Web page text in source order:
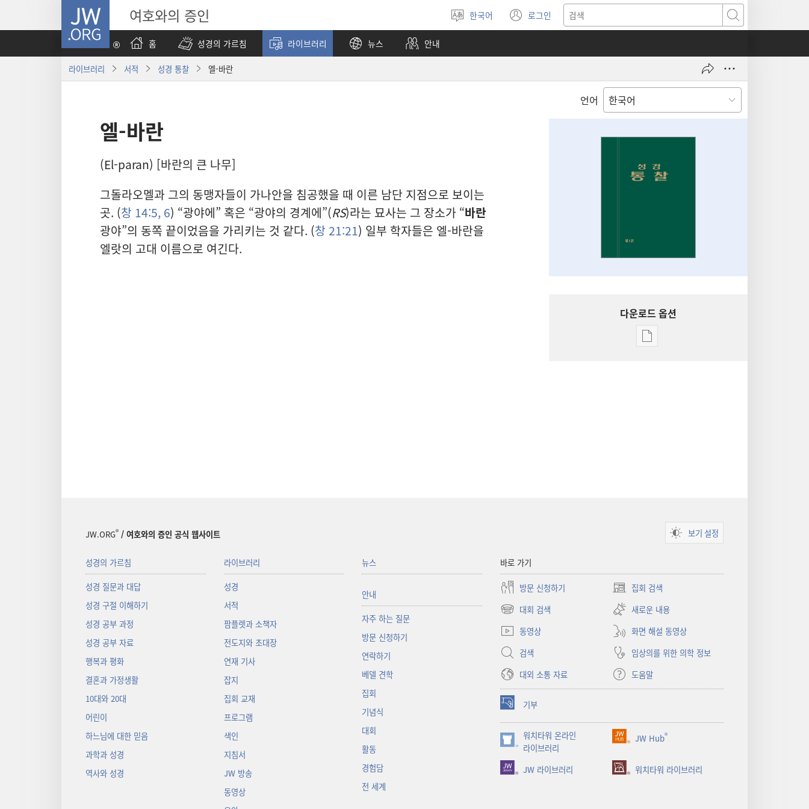
JW.ORG 여호와의 증인
언어
선택
한국어 로그인
(새로운
창
검색
홈
성경의 가르침 라이브러리 뉴스 안내
라이브러리 서적 성경 통찰 엘-바란
언어
엘-바란
(El-paran) [바란의 큰 나무]
그돌라오멜과 그의 동맹자들이 가나안을 침공했을 때 이른 남단 지점으로 보이는
곳. (창 14:5, 6) “광야에” 혹은 “광야의 경계에”(RS)라는 묘사는 그 장소가 “바란
광야”의 동쪽 끝이었음을 가리키는 것 같다. (창 21:21) 일부 학자들은 엘-바란을
엘랏의 고대 이름으로 여긴다.
다운로드 옵션
출판물
JW.ORG® / 여호와의 증인 공식 웹사이트 보기 설정
성경의 가르침
성경 질문과 대답
성경 구절 이해하기
성경 공부 과정
성경 공부 자료
행복과 평화
결혼과 가정생활
10대와 20대
어린이
하느님에 대한 믿음
과학과 성경
역사와 성경
라이브러리
성경
서적
팜플렛과 소책자
전도지와 초대장
연재 기사
잡지
집회 교재
프로그램
색인
지침서
JW 방송
동영상
뉴스
안내
자주 하는 질문
방문 신청하기
연락하기
베델 견학
집회
기념식
대회
활동
경험담
전 세계
바로 가기
방문 신청하기 집회 검색
(새로운
창
열기)
대회 검색
(새로운
창
새로운 내용
동영상
화면 해설 동영상
검색
임상의를 위한 의학 정보
대외 소통 자료
도움말
기부
(새로운
창
열기)
워치타워 온라인
라이브러리
(새로운
창
열기)
JW Hub®
(새로운
열기)
JW 라이브러리 워치타워 라이브러리